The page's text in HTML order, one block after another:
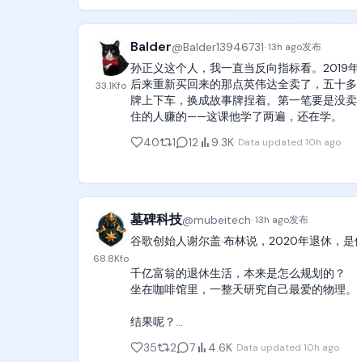
镜头：终点侧正面特写缓慢拉到中景，机位轴
动作：管道持续转动，把她的身体一点点往
下，接着右手也脱开朝终点台伸出，全身重
解说：「回転に負けた！あと少し！」（被
承接：右手指尖距终点台约20厘米，左手仍
镜头：管道侧面固定机位，管道、伸出的右
动作：管道再转过一点，支撑的左手被转到
下后仍在原位持续自转。
33.1Kfo
Balder@Balder13946731·13h ago发布
孙正义这个人，我一直当反向指标看。2019
后来重新买回来的那点英伟达全卖了，五十
牌上下车，换成故事牌捏着。第一笔要是没
住的人赚的——这课他学了两遍，还在学。
40
1 12 9.3K· Data updated 10h ago
68.8Kfo
墓碑科技@mubeitech·13h ago发布
谷歌创始人谢尔盖·布林说，2020年退休，是
千亿富翁的退休生活，本来是怎么规划的？
坐在咖啡馆里，一整天研究自己最爱的物理。
结果呢？
咖啡馆全关了。
35 2 7 4.6K· Data updated 10h ago